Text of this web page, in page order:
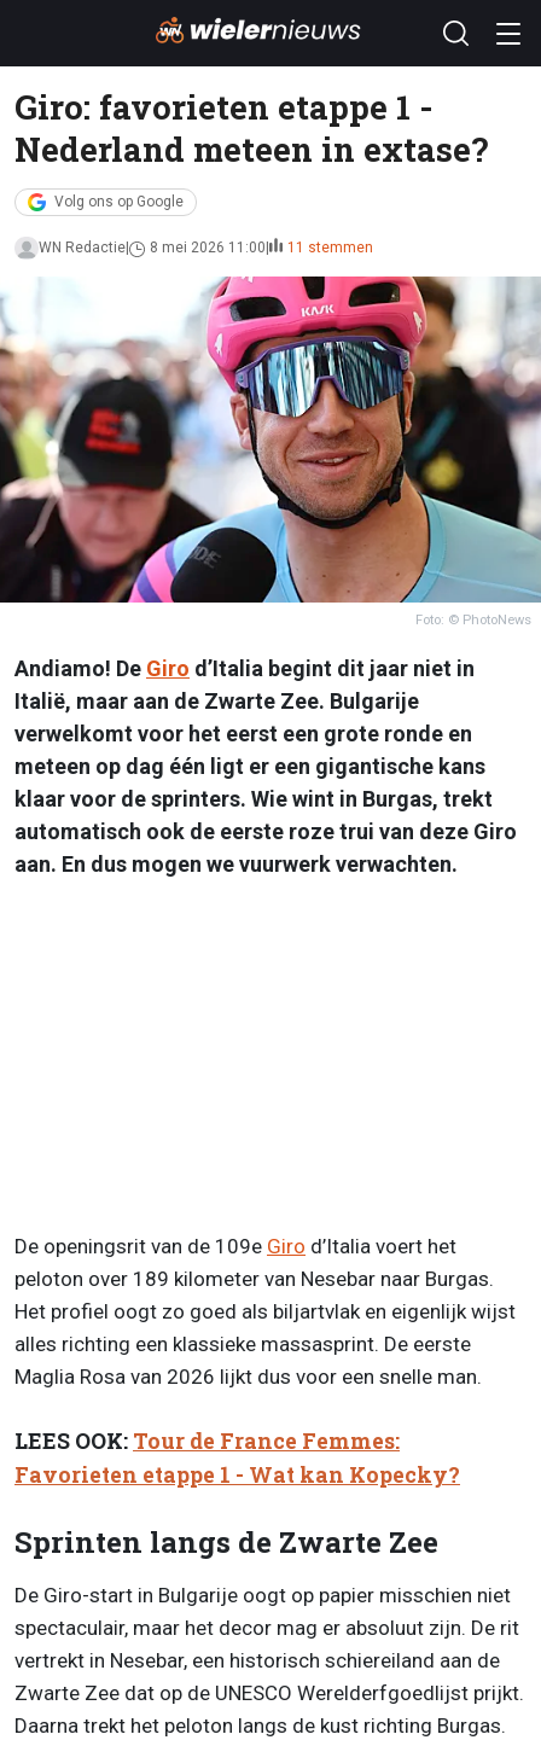
Giro: favorieten etappe 1 -
Nederland meteen in extase?
Volg ons op Google
WN Redactie 8 mei 2026 11:00 11 stemmen
Foto: © PhotoNews
Andiamo! De Giro d’Italia begint dit jaar niet in
Italië, maar aan de Zwarte Zee. Bulgarije
verwelkomt voor het eerst een grote ronde en
meteen op dag één ligt er een gigantische kans
klaar voor de sprinters. Wie wint in Burgas, trekt
automatisch ook de eerste roze trui van deze Giro
aan. En dus mogen we vuurwerk verwachten.
De openingsrit van de 109e Giro d’Italia voert het
peloton over 189 kilometer van Nesebar naar Burgas.
Het profiel oogt zo goed als biljartvlak en eigenlijk wijst
alles richting een klassieke massasprint. De eerste
Maglia Rosa van 2026 lijkt dus voor een snelle man.
LEES OOK: Tour de France Femmes:
Favorieten etappe 1 - Wat kan Kopecky?
Sprinten langs de Zwarte Zee
De Giro-start in Bulgarije oogt op papier misschien niet
spectaculair, maar het decor mag er absoluut zijn. De rit
vertrekt in Nesebar, een historisch schiereiland aan de
Zwarte Zee dat op de UNESCO Werelderfgoedlijst prijkt.
Daarna trekt het peloton langs de kust richting Burgas.